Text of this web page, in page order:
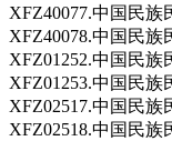
XFZ40077.中国民
XFZ40078.中国民
XFZ01252.中国民
XFZ01253.中国民
XFZ02517.中国民
XFZ02518.中国民